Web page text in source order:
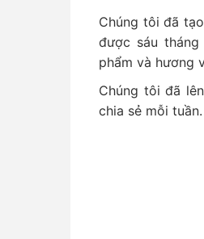
Chúng tôi đã
được sáu
phẩm và hương
Chúng tôi đã
chia sẻ mỗi tuần.